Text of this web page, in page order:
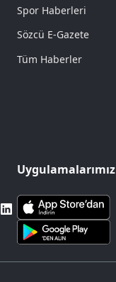
Spor Haberleri
Sözcü E-Gazete
Tüm Haberler
Uygulamalarımız